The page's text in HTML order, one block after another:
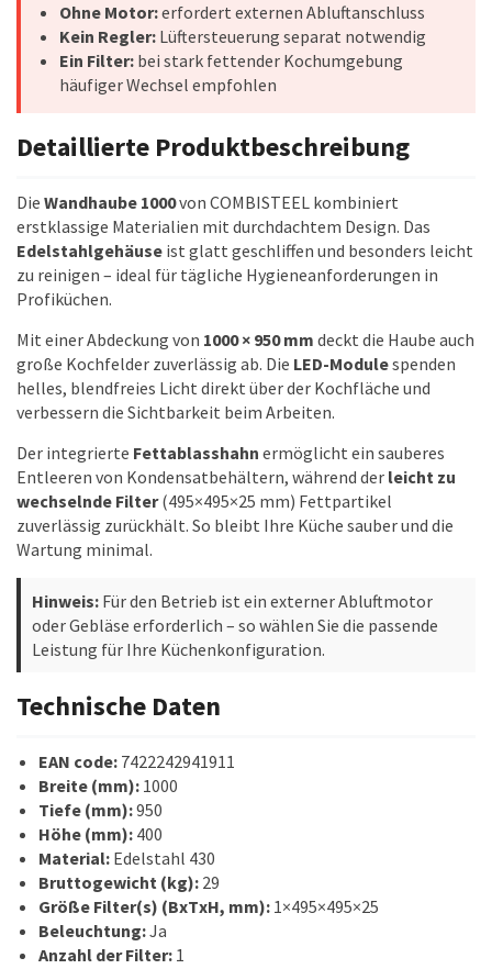
Ohne Motor:erfordert externen Abluftanschluss
Kein Regler: Lüftersteuerung separat notwendig
Ein Filter: bei stark fettender Kochumgebung
häufiger Wechsel empfohlen
Detaillierte Produktbeschreibung
Die Wandhaube 1000von COMBISTEEL kombiniert
erstklassige Materialien mit durchdachtem Design. Das
Edelstahlgehäuse ist glatt geschliffen und besonders leicht
zu reinigen – ideal für tägliche Hygieneanforderungen in
Profiküchen.
Mit einer Abdeckung von 1000 × 950 mm deckt die Haube auch
große Kochfelder zuverlässig ab. Die LED-Modulespenden
helles, blendfreies Licht direkt über der Kochfläche und
verbessern die Sichtbarkeit beim Arbeiten.
Der integrierte Fettablasshahn ermöglicht ein sauberes
Entleeren von Kondensatbehältern, während der leicht zu
wechselnde Filter(495×495×25 mm) Fettpartikel
zuverlässig zurückhält. So bleibt Ihre Küche sauber und die
Wartung minimal.
Hinweis: Für den Betrieb ist ein externer Abluftmotor
oder Gebläse erforderlich – so wählen Sie die passende
Leistung für Ihre Küchenkonfiguration.
Technische Daten
EAN code: 7422242941911
Breite (mm): 1000
Tiefe (mm):950
Höhe (mm): 400
Material: Edelstahl 430
Bruttogewicht (kg): 29
Größe Filter(s) (BxTxH, mm): 1×495×495×25
Beleuchtung:Ja
Anzahl der Filter: 1